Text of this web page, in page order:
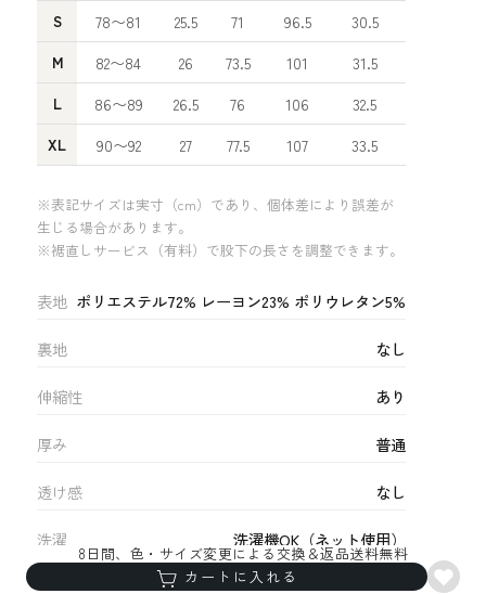
8日間、色・サイズ変更による交換＆返品送料無料
カートに入れる
S 78〜81 25.5 71 96.5 30.5
M 82〜84 26 73.5 101 31.5
L 86〜89 26.5 76 106 32.5
XL 90〜92 27 77.5 107 33.5
※表記サイズは実寸（cm）であり、個体差により誤差が
生じる場合があります。
※裾直しサービス（有料）で股下の長さを調整できます。
表地 ポリエステル72% レーヨン23% ポリウレタン5%
裏地 なし
伸縮性 あり
厚み 普通
透け感 なし
洗濯 洗濯機OK（ネット使用）
生産国 中国